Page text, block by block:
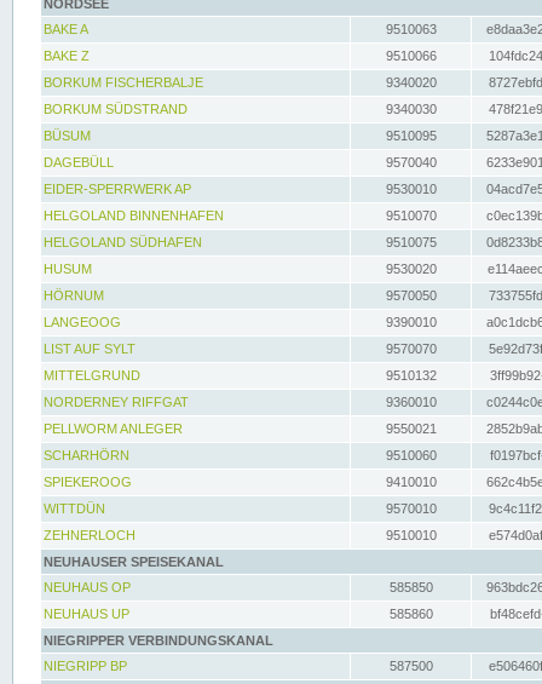
NORDSEE
BAKE A
9510063
BAKE Z
9510066
BORKUM FISCHERBALJE
9340020
BORKUM SÜDSTRAND
9340030
BÜSUM
9510095
DAGEBÜLL
9570040
EIDER-SPERRWERK AP
9530010
HELGOLAND BINNENHAFEN
9510070
HELGOLAND SÜDHAFEN
9510075
HUSUM
9530020
HÖRNUM
9570050
LANGEOOG
9390010
LIST AUF SYLT
9570070
MITTELGRUND
9510132
NORDERNEY RIFFGAT
9360010
PELLWORM ANLEGER
9550021
SCHARHÖRN
9510060
SPIEKEROOG
9410010
WITTDÜN
9570010
ZEHNERLOCH
9510010
NEUHAUSER SPEISEKANAL
NEUHAUS OP
585850
NEUHAUS UP
585860
NIEGRIPPER VERBINDUNGSKANAL
NIEGRIPP BP
587500